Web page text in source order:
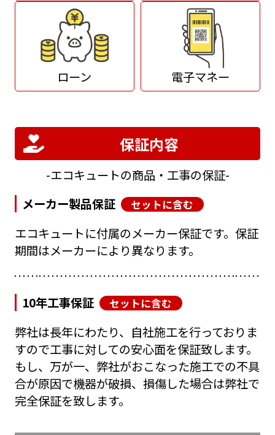
ローン 電子マネー
保証内容
エコキュートの商品・工事の保証
メーカー製品保証
セットに含む
エコキュートに付属のメーカー保証です。保証
期間はメーカーにより異なります。
10年工事保証 セットに含む
弊社は長年にわたり、自社施工を行っておりま
すので工事に対しての安心面を保証致します。
もし、万が一、弊社がおこなった施工での不具
合が原因で機器が破損、損傷した場合は弊社で
完全保証を致します。